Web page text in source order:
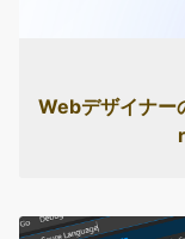
Webデザイナー